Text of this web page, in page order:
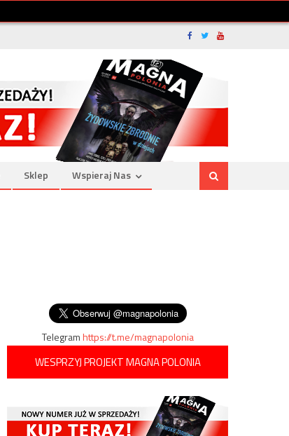
Sklep Wspieraj Nas
Telegramhttps://t.me/magnapolonia
WESPRZYJ PROJEKT MAGNA POLONIA